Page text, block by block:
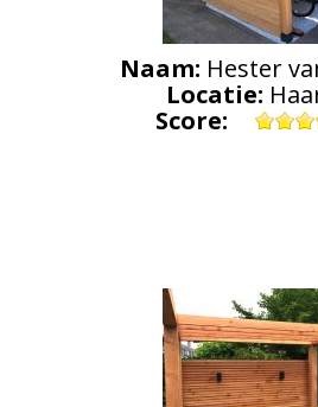
Naam: Hester
Locatie:
Score: